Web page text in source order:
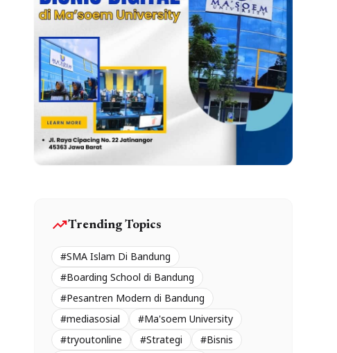
trending_upTrending Topics
#SMA Islam Di Bandung
#Boarding School di Bandung
#Pesantren Modern di Bandung
#mediasosial
#Ma'soem University
#tryoutonline
#Strategi
#Bisnis